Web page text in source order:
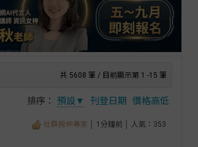
共 5608 筆 / 目前顯示第 1 -15 筆
排序： 預設▼ 刊登日期 價格高低
社群房仲專家 │ 1分鐘前 │ 人氣：353